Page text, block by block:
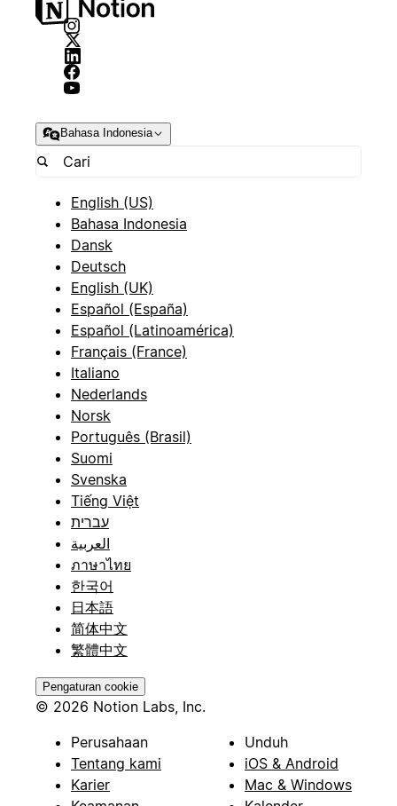
Bahasa Indonesia
English (US)
Bahasa Indonesia
Dansk
Deutsch
English (UK)
Español (España)
Español (Latinoamérica)
Français (France)
Italiano
Nederlands
Norsk
Português (Brasil)
Suomi
Svenska
Tiếng Việt
עברית
العربية
ภาษาไทย
한국어
日本語
简体中文
繁體中文
Pengaturan cookie
© 2026 Notion Labs, Inc.
Perusahaan
Tentang kami
Karier
Unduh
iOS & Android
Mac & Windows